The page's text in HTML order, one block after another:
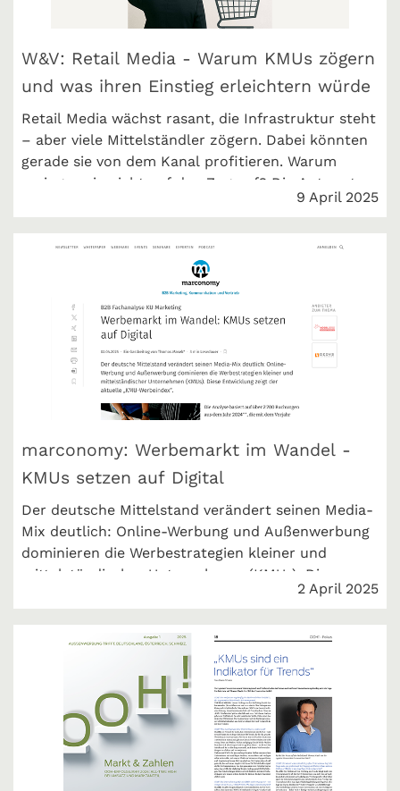
W&V: Retail Media - Warum KMUs zögern
und was ihren Einstieg erleichtern würde
Retail Media wächst rasant, die Infrastruktur steht
– aber viele Mittelständler zögern. Dabei könnten
gerade sie von dem Kanal profitieren. Warum
springen sie nicht auf den Zug auf? Die Antwort
liefert unser Co-CEO Thomas Masek in seinem
9 April 2025
marconomy: Werbemarkt im Wandel -
KMUs setzen auf Digital
Der deutsche Mittelstand verändert seinen Media-
Mix deutlich: Online-Werbung und Außenwerbung
dominieren die Werbestrategien kleiner und
mittelständischer Unternehmen (KMUs). Diese
Entwicklung zeigt unser „KMU-Werbeindex“.2 April 2025